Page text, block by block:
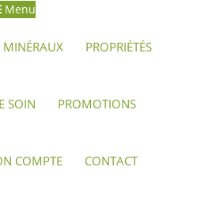
Menu
MINÉRAUX PROPRIÉTÉS
SOIN PROMOTIONS
COMPTE CONTACT
de quartz hématoïde brut